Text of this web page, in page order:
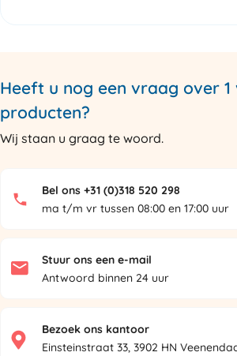
Heeft u nog een vraag over 1
producten?
Wij staan u graag te woord.
Bel ons +31 (0)318 520 298
ma t/m vr tussen 08:00 en 17:00 uur
Stuur ons een e-mail
Antwoord binnen 24 uur
Bezoek ons kantoor
Einsteinstraat 33, 3902 HN